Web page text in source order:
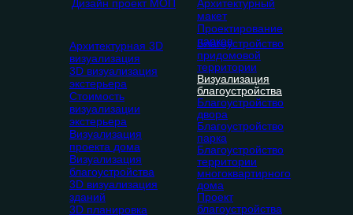
Благоустройство
придомовой
территории
Визуализация
благоустройства
Благоустройство
двора
Благоустройство
парка
Благоустройство
территории
многоквартирного
дома
Проект
благоустройства
Дизайн проект МОП
Архитектурный
макет
Проектирование
парков
Архитектурная 3D
визуализация
3D визуализация
экстерьера
Стоимость
визуализации
экстерьера
Визуализация
проекта дома
Визуализация
благоустройства
3D визуализация
зданий
3D планировка